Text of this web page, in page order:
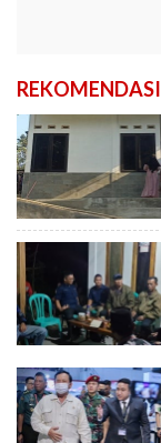
REKOMENDASI